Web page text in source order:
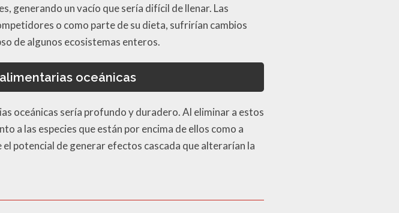
generando un vacío que sería difícil de llenar. Las
o como parte de su dieta, sufrirían cambios
de algunos ecosistemas enteros.
oceánicas
oceánicas sería profundo y duradero. Al eliminar a estos
a las especies que están por encima de ellos como a
potencial de generar efectos cascada que alterarían la